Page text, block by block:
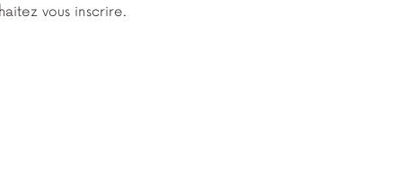
vous inscrire.